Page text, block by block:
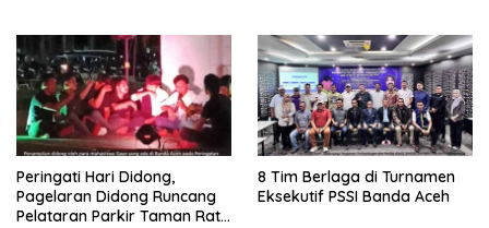
Peringati Hari Didong,
Pagelaran Didong Runcang
Pelataran Parkir Taman Ratu
8 Tim Berlaga di Turnamen
Eksekutif PSSI Banda Aceh